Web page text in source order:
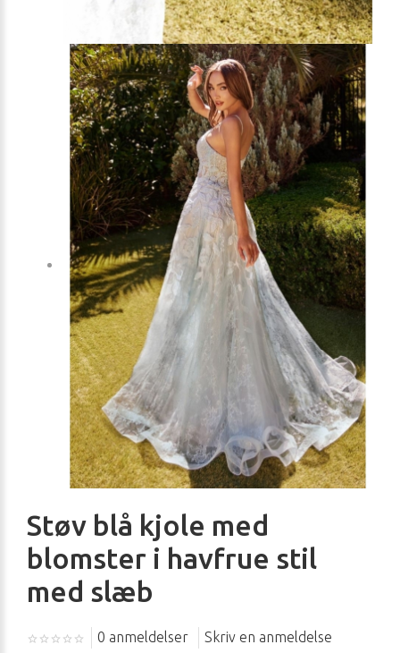
Støv blå kjole med
blomster i havfrue stil
med slæb
0 anmeldelser Skriv en anmeldelse